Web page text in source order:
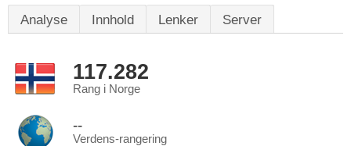
Analyse Innhold Lenker Server
117.282
Rang i Norge
--
Verdens-rangering